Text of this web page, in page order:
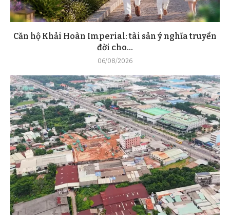
Căn hộ Khải Hoàn Imperial: tài sản ý nghĩa truyền
đời cho...
06/08/2026